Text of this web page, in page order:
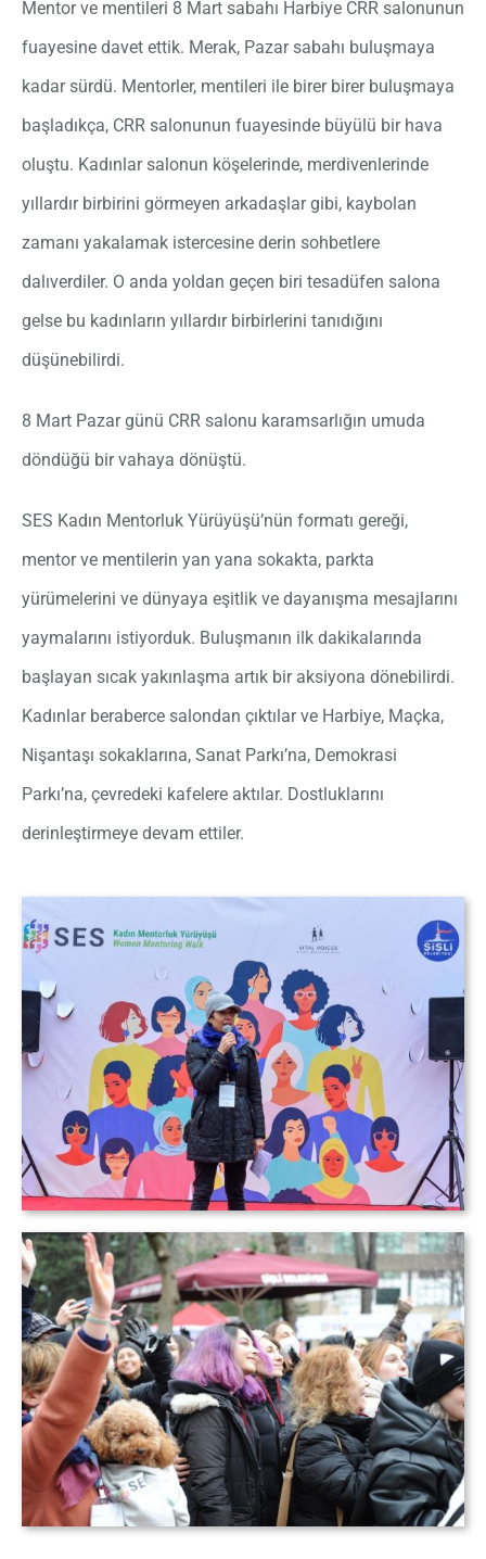
Mentor ve mentileri 8 Mart sabahı Harbiye CRR salonunun
fuayesine davet ettik. Merak, Pazar sabahı buluşmaya
kadar sürdü. Mentorler, mentileri ile birer birer buluşmaya
başladıkça, CRR salonunun fuayesinde büyülü bir hava
oluştu. Kadınlar salonun köşelerinde, merdivenlerinde
yıllardır birbirini görmeyen arkadaşlar gibi, kaybolan
zamanı yakalamak istercesine derin sohbetlere
dalıverdiler. O anda yoldan geçen biri tesadüfen salona
gelse bu kadınların yıllardır birbirlerini tanıdığını
düşünebilirdi.
8 Mart Pazar günü CRR salonu karamsarlığın umuda
döndüğü bir vahaya dönüştü.
SES Kadın Mentorluk Yürüyüşü’nün formatı gereği,
mentor ve mentilerin yan yana sokakta, parkta
yürümelerini ve dünyaya eşitlik ve dayanışma mesajlarını
yaymalarını istiyorduk. Buluşmanın ilk dakikalarında
başlayan sıcak yakınlaşma artık bir aksiyona dönebilirdi.
Kadınlar beraberce salondan çıktılar ve Harbiye, Maçka,
Nişantaşı sokaklarına, Sanat Parkı’na, Demokrasi
Parkı’na, çevredeki kafelere aktılar. Dostluklarını
derinleştirmeye devam ettiler.